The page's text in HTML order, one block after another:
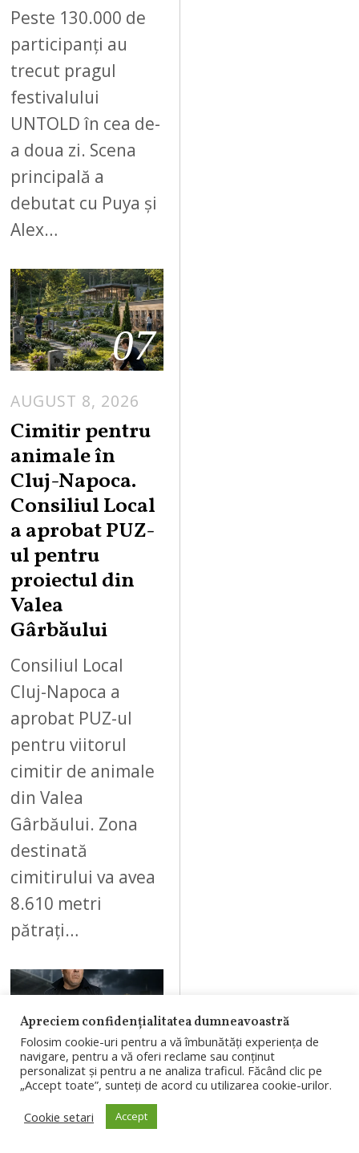
Peste 130.000 de
participanți au
trecut pragul
festivalului
UNTOLD în cea de-
a doua zi. Scena
principală a
debutat cu Puya și
Alex…
07
AUGUST 8, 2026
Cimitir pentru
animale în
Cluj-Napoca.
Consiliul Local
a aprobat PUZ-
ul pentru
proiectul din
Valea
Gârbăului
Consiliul Local
Cluj-Napoca a
aprobat PUZ-ul
pentru viitorul
cimitir de animale
din Valea
Gârbăului. Zona
destinată
cimitirului va avea
8.610 metri
pătrați…
08
AUGUST 8, 2026
Marius
Apreciem confidențialitatea dumneavoastră
Folosim cookie-uri pentru a vă îmbunătăți experiența de
navigare, pentru a vă oferi reclame sau conținut
personalizat și pentru a ne analiza traficul. Făcând clic pe
„Accept toate”, sunteți de acord cu utilizarea cookie-urilor.
Cookie setari
Accept